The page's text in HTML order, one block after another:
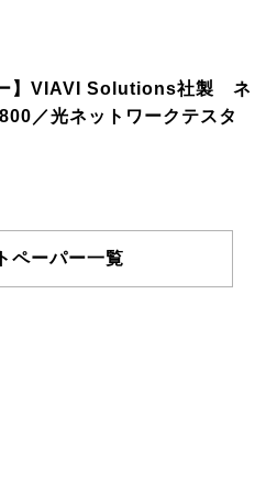
ー】VIAVI Solutions社製 ネ
／光ネットワークテスタ
ペーパー一覧